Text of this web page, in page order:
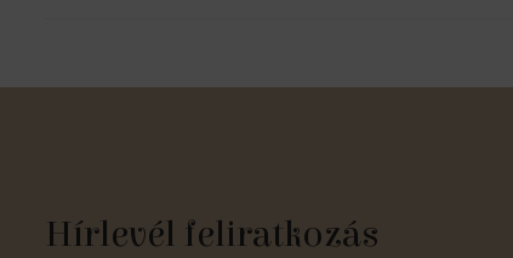
Hírlevél feliratkozás